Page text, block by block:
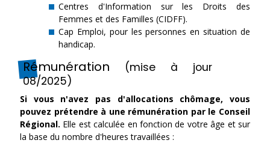
Centres d'Information sur les Droits des
Femmes et des Familles (CIDFF).
Cap Emploi, pour les personnes en situation de
handicap.
Rémunération
(mise à jour
08/2025)
Si vous n'avez pas d'allocations chômage, vous
pouvez prétendre à une rémunération par le Conseil
Régional. Elle est calculée en fonction de votre âge et sur
la base du nombre d'heures travaillées :